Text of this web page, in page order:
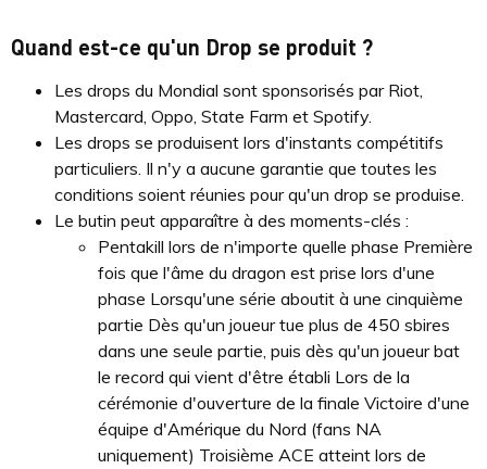
Quand est-ce qu'un Drop se produit ?
Les drops du Mondial sont sponsorisés par Riot,
Mastercard, Oppo, State Farm et Spotify.
Les drops se produisent lors d'instants compétitifs
particuliers. Il n'y a aucune garantie que toutes les
conditions soient réunies pour qu'un drop se produise.
Le butin peut apparaître à des moments-clés :
Pentakill lors de n'importe quelle phase Première
fois que l'âme du dragon est prise lors d'une
phase Lorsqu'une série aboutit à une cinquième
partie Dès qu'un joueur tue plus de 450 sbires
dans une seule partie, puis dès qu'un joueur bat
le record qui vient d'être établi Lors de la
cérémonie d'ouverture de la finale Victoire d'une
équipe d'Amérique du Nord (fans NA
uniquement) Troisième ACE atteint lors de